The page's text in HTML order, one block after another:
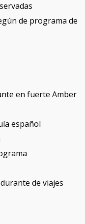
de programa de
en fuerte Amber
español
de viajes